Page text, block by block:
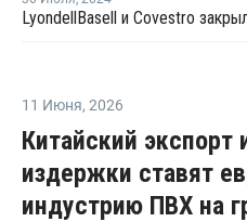
LyondellBasell и Covestro
11 Июня, 2026
Китайский экспорт
издержки ставят
индустрию ПВХ на